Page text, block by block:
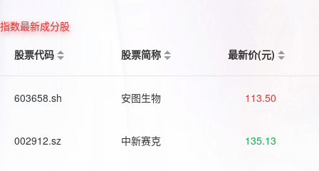
指数最新成分股
股票代码
股票简称 最新价(元)
603658.sh 安图生物 113.50
002912.sz 中新赛克 135.13